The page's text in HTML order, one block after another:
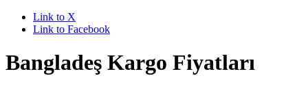
Link to X
Link to Facebook
Bangladeş Kargo Fiyatları